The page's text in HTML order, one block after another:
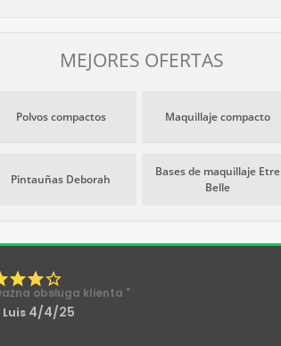
MEJORES OFERTAS
Polvos compactos Maquillaje compacto
Pintauñas Deborah
Bases de maquillaje Etre
Belle
obsługa klienta "
Luis 4/4/25